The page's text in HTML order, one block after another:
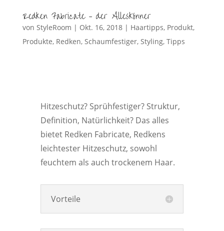
Redken Fabricate – der Alleskönner
von StyleRoom | Okt. 16, 2018| Haartipps, Produkt,
Produkte, Redken, Schaumfestiger, Styling, Tipps
Hitzeschutz? Sprühfestiger? Struktur,
Definition, Natürlichkeit? Das alles
bietet Redken Fabricate, Redkens
leichtester Hitzeschutz, sowohl
feuchtem als auch trockenem Haar.
Vorteile